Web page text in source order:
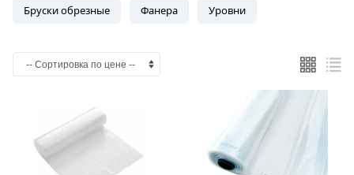
Бруски обрезные Фанера Уровни